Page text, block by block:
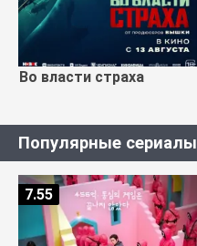
Во власти страха
Популярные сериалы
7.55